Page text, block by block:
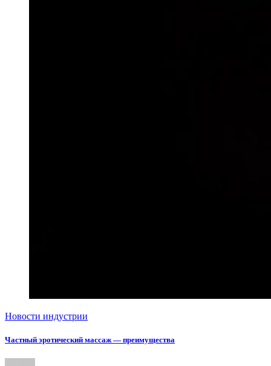
Новости индустрии
Частный эротический массаж — преимущества